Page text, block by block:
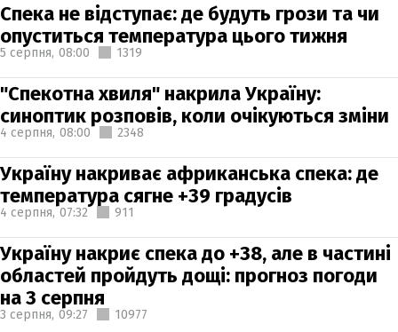
Спека не відступає: де будуть грози та чи
опуститься температура цього тижня
5 серпня, 08:00 1319
"Спекотна хвиля" накрила Україну:
синоптик розповів, коли очікуються зміни
4 серпня, 08:00 2348
Україну накриває африканська спека: де
температура сягне +39 градусів
4 серпня, 07:32 911
Україну накриє спека до +38, але в частині
областей пройдуть дощі: прогноз погоди
на 3 серпня
3 серпня, 09:27 10977